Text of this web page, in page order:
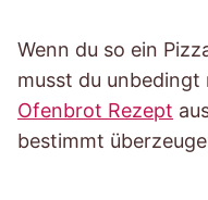
Wenn du so ein
musst du unbedingt
Ofenbrot Rezept
bestimmt